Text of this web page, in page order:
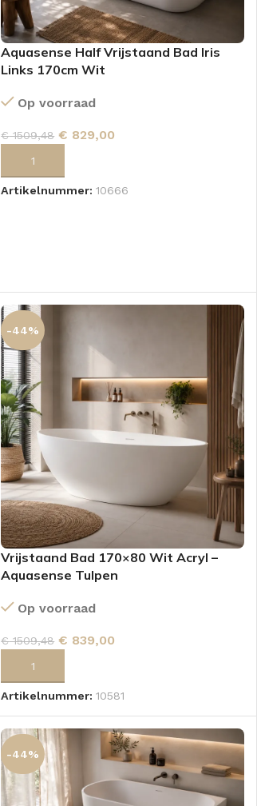
SPIEGELKASTEN
Aquasense Half Vrijstaand Bad Iris
Links 170cm Wit
Op voorraad
€1509,48 € 829,00
TOEVOEGEN AAN WINKELWAGEN
Artikelnummer:10666
-44%
Vrijstaand Bad 170×80 Wit Acryl –
Aquasense Tulpen
Op voorraad
€1509,48 € 839,00
TOEVOEGEN AAN WINKELWAGEN
Artikelnummer:10581
-44%